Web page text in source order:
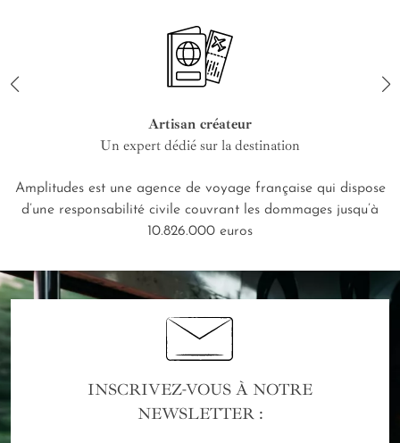
Artisan créateur
Un expert dédié sur la destination
Amplitudes est une agence de voyage française qui dispose
d’une responsabilité civile couvrant les dommages jusqu’à
10.826.000 euros
INSCRIVEZ-VOUS À NOTRE
NEWSLETTER :